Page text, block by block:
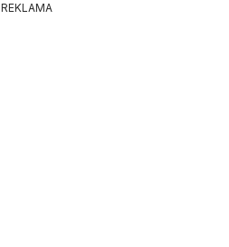
REKLAMA